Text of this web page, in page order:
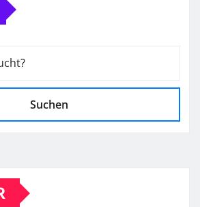
Suchen